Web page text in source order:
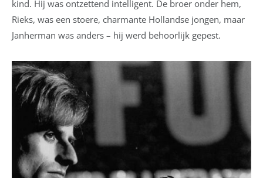
kind. Hij was ontzettend intelligent. De broer onder hem,
Rieks, was een stoere, charmante Hollandse jongen, maar
Janherman was anders – hij werd behoorlijk gepest.